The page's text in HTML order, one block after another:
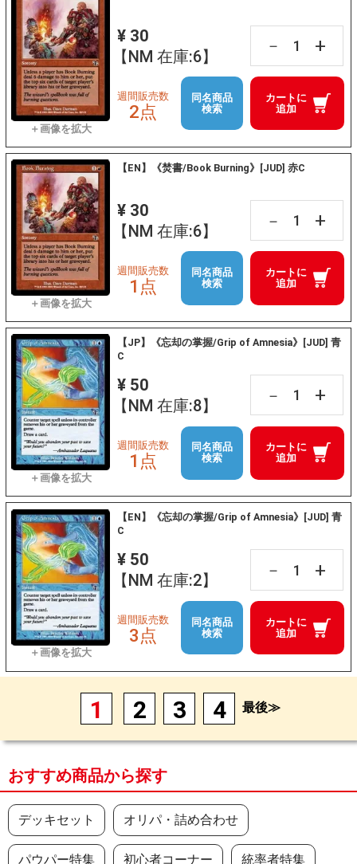
¥ 30
【NM 在庫:6】
－ +
カートに
追加
週間販売数
2点
同名商品
検索
【EN】《焚書/Book Burning》[JUD] 赤C
¥ 30
【NM 在庫:6】
－ +
カートに
追加
週間販売数
1点
同名商品
検索
【JP】《忘却の掌握/Grip of Amnesia》[JUD] 青
C
¥ 50
【NM 在庫:8】
－ +
カートに
追加
週間販売数
1点
同名商品
検索
【EN】《忘却の掌握/Grip of Amnesia》[JUD] 青
C
¥ 50
【NM 在庫:2】
－ +
カートに
追加
週間販売数
3点
同名商品
検索
1 2 3 4 最後≫
おすすめ商品から探す
デッキセット オリパ・詰め合わせ
パウパー特集 初心者コーナー 統率者特集